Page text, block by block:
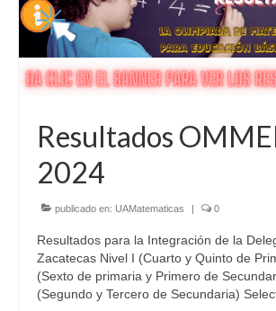
Resultados
2024
publicado en: UAMatematicas | 0
Resultados para la Integración de la
Zacatecas Nivel I (Cuarto y Quinto de
(Sexto de primaria y Primero de
(Segundo y Tercero de Secundaria)